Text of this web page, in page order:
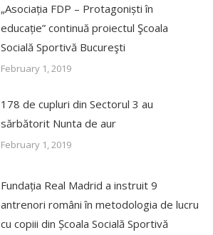
„Asociația FDP – Protagoniști în
educație” continuă proiectul Şcoala
Socială Sportivă Bucureşti
February 1, 2019
178 de cupluri din Sectorul 3 au
sărbătorit Nunta de aur
February 1, 2019
Fundația Real Madrid a instruit 9
antrenori români în metodologia de lucru
cu copiii din Școala Socială Sportivă